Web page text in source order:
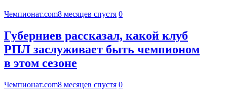
Чемпионат.com8 месяцев спустя 0
Губерниев рассказал, какой клуб
РПЛ заслуживает быть чемпионом
в этом сезоне
Чемпионат.com8 месяцев спустя 0